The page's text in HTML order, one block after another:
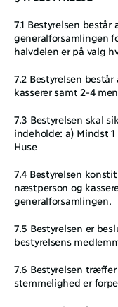
7.1 Bestyrelsen
generalforsamlingen
halvdelen er på valg
7.2 Bestyrelsen
kasserer samt 2-4
7.3 Bestyrelsen skal
indeholde: a) Mindst
Huse
7.4 Bestyrelsen
næstperson og
generalforsamlingen.
7.5 Bestyrelsen er
bestyrelsens
7.6 Bestyrelsen
stemmelighed er